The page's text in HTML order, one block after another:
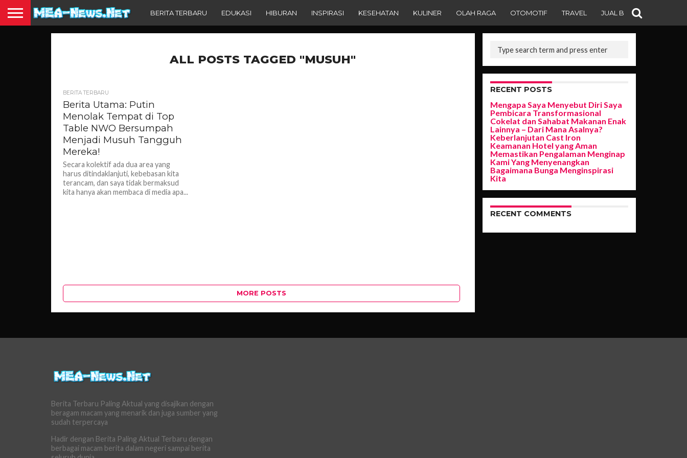
BERITA TERBARU EDUKASI HIBURAN INSPIRASI KESEHATAN KULINER OLAH RAGA OTOMOTIF TRAVEL JUAL BELI
ALL POSTS TAGGED "MUSUH"
BERITA TERBARU
Berita Utama: Putin
Menolak Tempat di Top
Table NWO Bersumpah
Menjadi Musuh Tangguh
Mereka!
Secara kolektif ada dua area yang
harus ditindaklanjuti, kebebasan kita
terancam, dan saya tidak bermaksud
kita hanya akan membaca di media apa...
MORE POSTS
RECENT POSTS
Mengapa Saya Menyebut Diri Saya
Pembicara Transformasional
Cokelat dan Sahabat Makanan Enak
Lainnya – Dari Mana Asalnya?
Keberlanjutan Cast Iron
Keamanan Hotel yang Aman
Memastikan Pengalaman Menginap
Kami Yang Menyenangkan
Bagaimana Bunga Menginspirasi
Kita
RECENT COMMENTS
Berita Terbaru Paling Aktual yang disajikan dengan
beragam macam yang menarik dan juga sumber yang
sudah terpercaya
Hadir dengan Berita Paling Aktual Terbaru dengan
berbagai macam berita dalam negeri sampai berita